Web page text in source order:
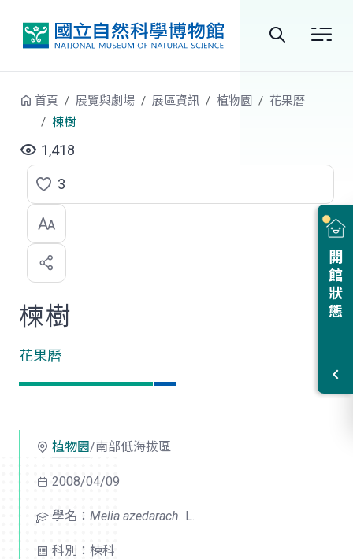
站
開館狀態
首頁 展覽與劇場 展區資訊 植物園
花果曆
楝樹
1,418
點
選
喜
歡
3
楝樹
花果曆
植物園/南部低海拔區
2008/04/09
學名： Melia azedarach. L.
科別：楝科